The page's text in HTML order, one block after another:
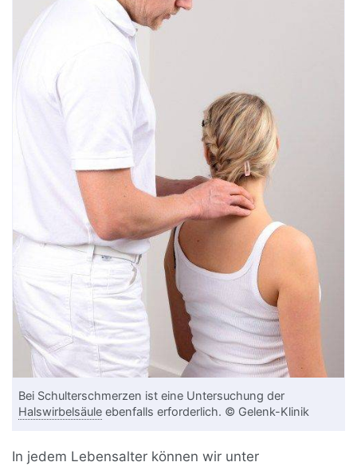
Bei Schulterschmerzen ist eine Untersuchung der
Halswirbelsäule ebenfalls erforderlich. © Gelenk-Klinik
In jedem Lebensalter können wir unter